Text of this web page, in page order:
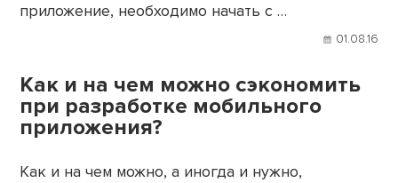
приложение, необходимо начать с …
01.08.16
Как и на чем можно сэкономить
при разработке мобильного
приложения?
Как и на чем можно, а иногда и нужно,